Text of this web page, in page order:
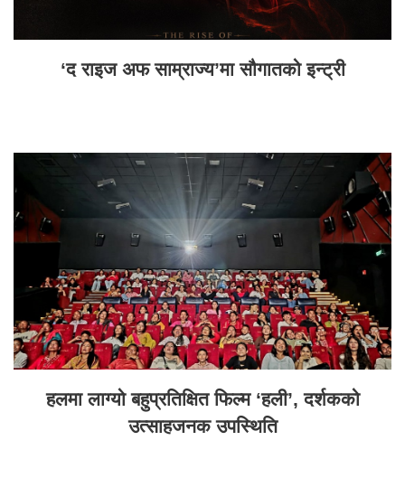
‘द राइज अफ साम्राज्य’मा सौगातको इन्ट्री
हलमा लाग्यो बहुप्रतिक्षित फिल्म ‘हली’, दर्शकको
उत्साहजनक उपस्थिति